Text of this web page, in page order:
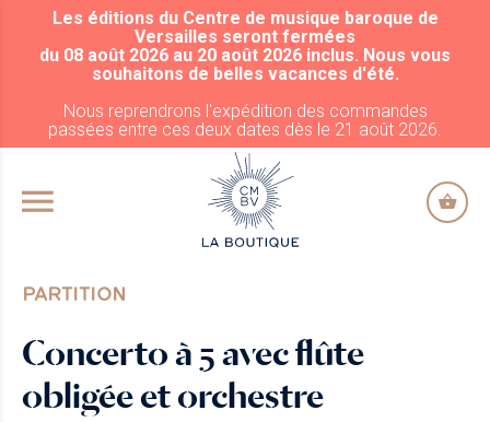
ALLER AU CONTENU PRINCIPAL
Les éditions du Centre de musique baroque de
Versailles seront fermées
du 08 août 2026 au 20 août 2026 inclus. Nous vous
souhaitons de belles vacances d'été.
Nous reprendrons l'expédition des commandes
passées entre ces deux dates dès le 21 août 2026.
PARTITION
Concerto à 5 avec flûte
obligée et orchestre